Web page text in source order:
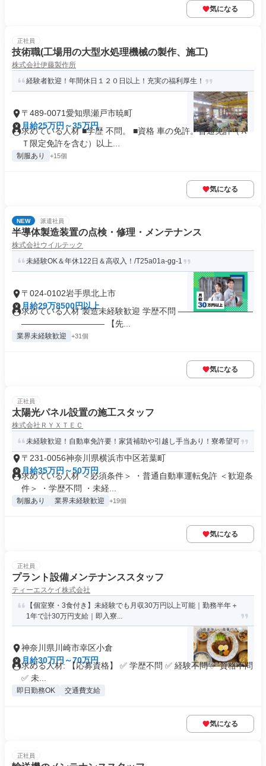
気になる
正社員
技術職(工場用の大型水処理機械の製作、施工)
株式会社伊藤製作所
経験者歓迎！年間休日１２０日以上！充実の福利厚生！
〒489-0071愛知県瀬戸市暁町
月給25万円～35万円
求めている人材 ■学歴 不問。 ■資格 車の免許。普通免許（Ａ
Ｔ限定免許を含む）以上...
制服あり +15個
気になる
NEW 派遣社員
半導体製造装置の点検・修理・メンテナンス
株式会社ウイルテック
未経験OK＆年休122日＆高収入！/T25a01a-gg-1
〒024-0102岩手県北上市
月給29万8500円以上
求めている人材 製造未経験歓迎 学歴不問 ―――――――――
―――――――――― 【先...
業界未経験歓迎 +31個
気になる
正社員
太陽光パネル設置の施工スタッフ
株式会社ＲＹＸＴＥＣ
未経験歓迎！自動車免許要！家賃補助や引越し手当あり！寮希望可
〒231-0056神奈川県横浜市中区若葉町
月給35万円～50万円
求めている人材 ＜必須条件＞ ・普通自動車運転免許 ＜歓迎条
件＞ ・学歴不問 ・未経...
制服あり 業界未経験歓迎 +19個
気になる
正社員
プラント設備メンテナンススタッフ
ティーエスケイ株式会社
【個室寮・3食付き】未経験でも月収30万円以上可能｜勤務半年＋
1年で計30万円支給｜即入寮...
神奈川県川崎市幸区小倉
月給30万円～70万円
求める人材: 【応募資格】 ✅ 学歴不問 ✅ 経験不問 ✅ 資格不問
✅ 未...
即日勤務OK 交通費支給
気になる
正社員